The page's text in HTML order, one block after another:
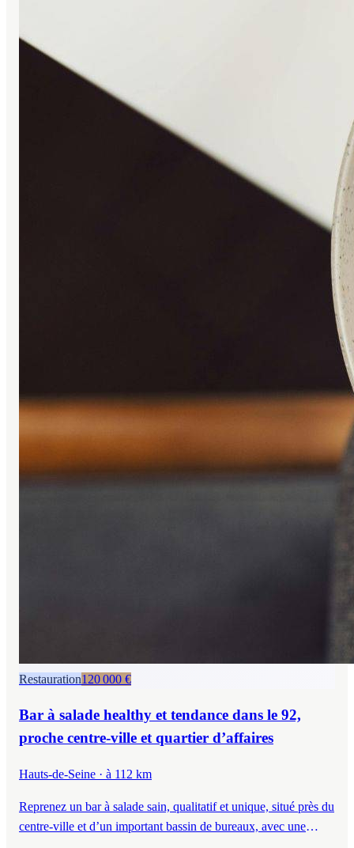
Restauration120 000 €
Bar à salade healthy et tendance dans le 92,
proche centre-ville et quartier d’affaires
Hauts-de-Seine · à 112 km
Reprenez un bar à salade sain, qualitatif et unique, situé près du
centre-ville et d’un important bassin de bureaux, avec une